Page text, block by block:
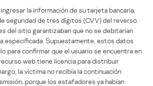
la información de su tarjeta bancaria,
seguridad de tres dígitos (CVV) del reverso.
del sitio garantizaban que no se debitarían
especificada. Supuestamente, estos datos
para confirmar que el usuario se encuentra en
web tiene licencia para distribuir
la víctima no recibía la continuación
porque los estafadores ya habían